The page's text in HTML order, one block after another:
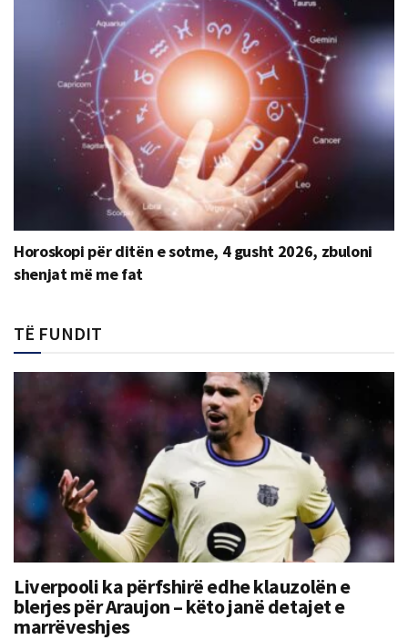
Horoskopi për ditën e sotme, 4 gusht 2026, zbuloni
shenjat më me fat
TË FUNDIT
Liverpooli ka përfshirë edhe klauzolën e
blerjes për Araujon – këto janë detajet e
marrëveshjes